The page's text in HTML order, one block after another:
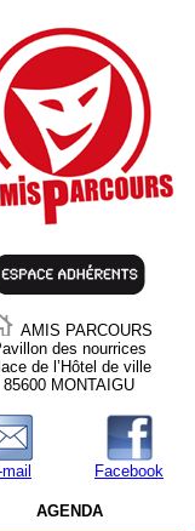
AMIS PARCOURS
des nourrices
de l’Hôtel de ville
85600 MONTAIGU
Facebook
AGENDA